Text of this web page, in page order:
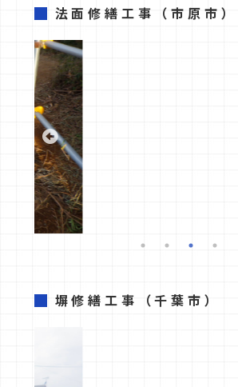
法面修繕工事 （市原市）
塀修繕工事 （千葉市）